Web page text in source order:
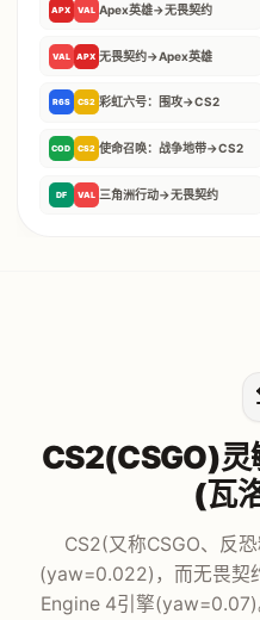
APX VAL Apex英雄→无畏契约
VAL APX 无畏契约→Apex英雄
R6S CS2 彩虹六号：围攻→CS2
COD CS2 使命召唤：战争地带→CS2
DF VAL 三角洲行动→无畏契约
CS2(CSGO)灵
(瓦
CS2(又称CSGO、反
(yaw=0.022)，而无畏契
Engine 4引擎